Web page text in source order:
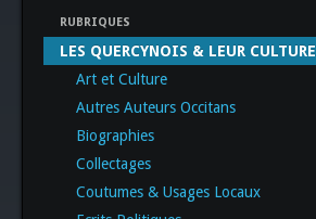
RUBRIQUES
LES QUERCYNOIS & LEUR CULTURE
Art et Culture
Autres Auteurs Occitans
Biographies
Collectages
Coutumes & Usages Locaux